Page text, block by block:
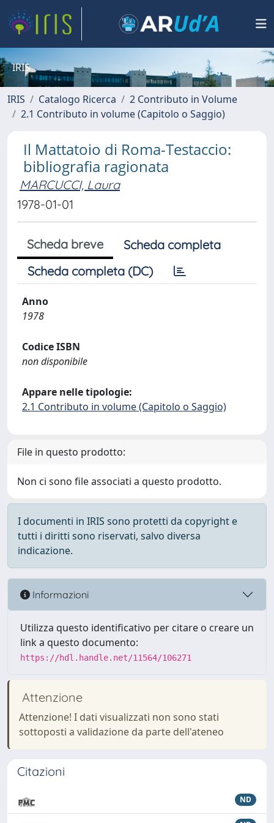
IRIS
IRIS Catalogo Ricerca
2 Contributo in Volume
2.1 Contributo in volume (Capitolo o Saggio)
Il Mattatoio di Roma-Testaccio:
bibliografia ragionata
MARCUCCI, Laura
1978-01-01
Scheda breve
Scheda completa
Scheda completa (DC)
Anno
1978
Codice ISBN
non disponibile
Appare nelle tipologie:
2.1 Contributo in volume (Capitolo o Saggio)
File in questo prodotto:
Non ci sono file associati a questo prodotto.
I documenti in IRIS sono protetti da copyright e
tutti i diritti sono riservati, salvo diversa
indicazione.
Informazioni
Utilizza questo identificativo per citare o creare un
link a questo documento:
https://hdl.handle.net/11564/106271
Attenzione
Attenzione! I dati visualizzati non sono stati
sottoposti a validazione da parte dell'ateneo
Citazioni
ND